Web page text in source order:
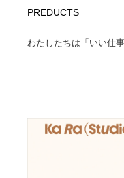
PREDUCTS
わたしたちは「いい仕